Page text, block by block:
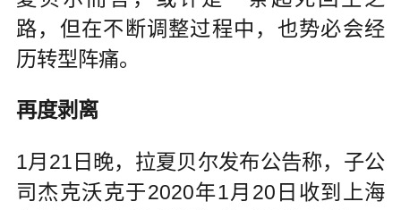
路，但在不断调整过程中，也势必会经
历转型阵痛。
再度剥离
1月21日晚，拉夏贝尔发布公告称，子公
司杰克沃克于2020年1月20日收到上海